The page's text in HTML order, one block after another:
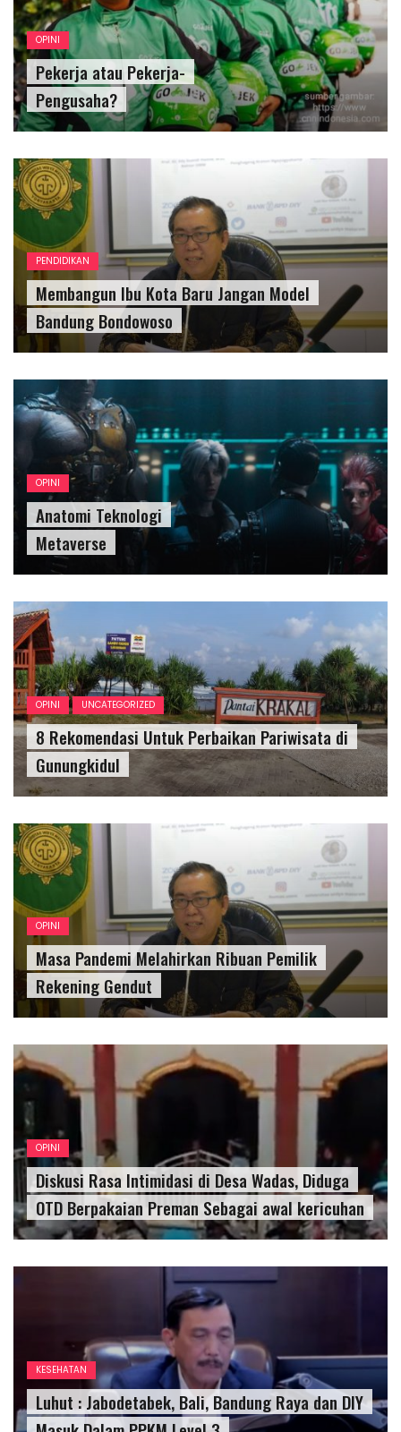
OPINI
Pekerja atau Pekerja-
Pengusaha?
PENDIDIKAN
Membangun Ibu Kota Baru Jangan Model
Bandung Bondowoso
OPINI
Anatomi Teknologi
Metaverse
OPINI UNCATEGORIZED
8 Rekomendasi Untuk Perbaikan Pariwisata di
Gunungkidul
OPINI
Masa Pandemi Melahirkan Ribuan Pemilik
Rekening Gendut
OPINI
Diskusi Rasa Intimidasi di Desa Wadas, Diduga
OTD Berpakaian Preman Sebagai awal kericuhan
KESEHATAN
Luhut : Jabodetabek, Bali, Bandung Raya dan DIY